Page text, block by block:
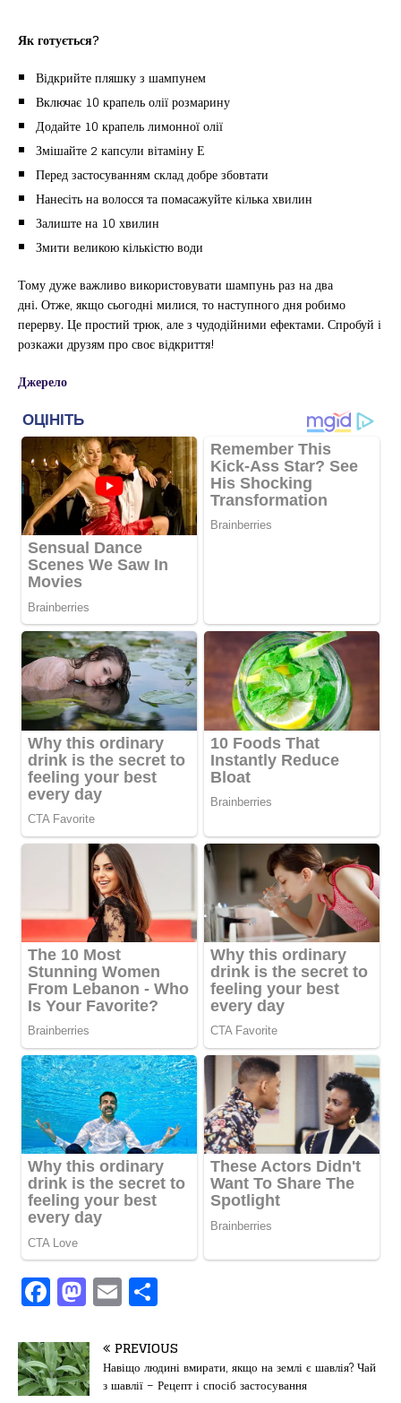
Як готується?
Відкрийте пляшку з шампунем
Включає 10 крапель олії розмарину
Додайте 10 крапель лимонної олії
Змішайте 2 капсули вітаміну Е
Перед застосуванням склад добре збовтати
Нанесіть на волосся та помасажуйте кілька хвилин
Залиште на 10 хвилин
Змити великою кількістю води
Тому дуже важливо використовувати шампунь раз на два
дні. Отже, якщо сьогодні милися, то наступного дня робимо
перерву. Це простий трюк, але з чудодійними ефектами. Спробуй і
розкажи друзям про своє відкриття!
Джерело
F
a
c
e
M
a
st
o
E
m
ai
l
іл
и
PREVIOUS
Навіщо людині вмирати, якщо на землі є шавлія? Чай
з шавлії – Рецепт і спосіб застосування